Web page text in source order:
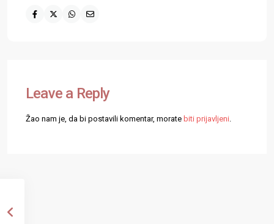
Leave a Reply
Žao nam je, da bi postavili komentar, morate biti prijavljeni.